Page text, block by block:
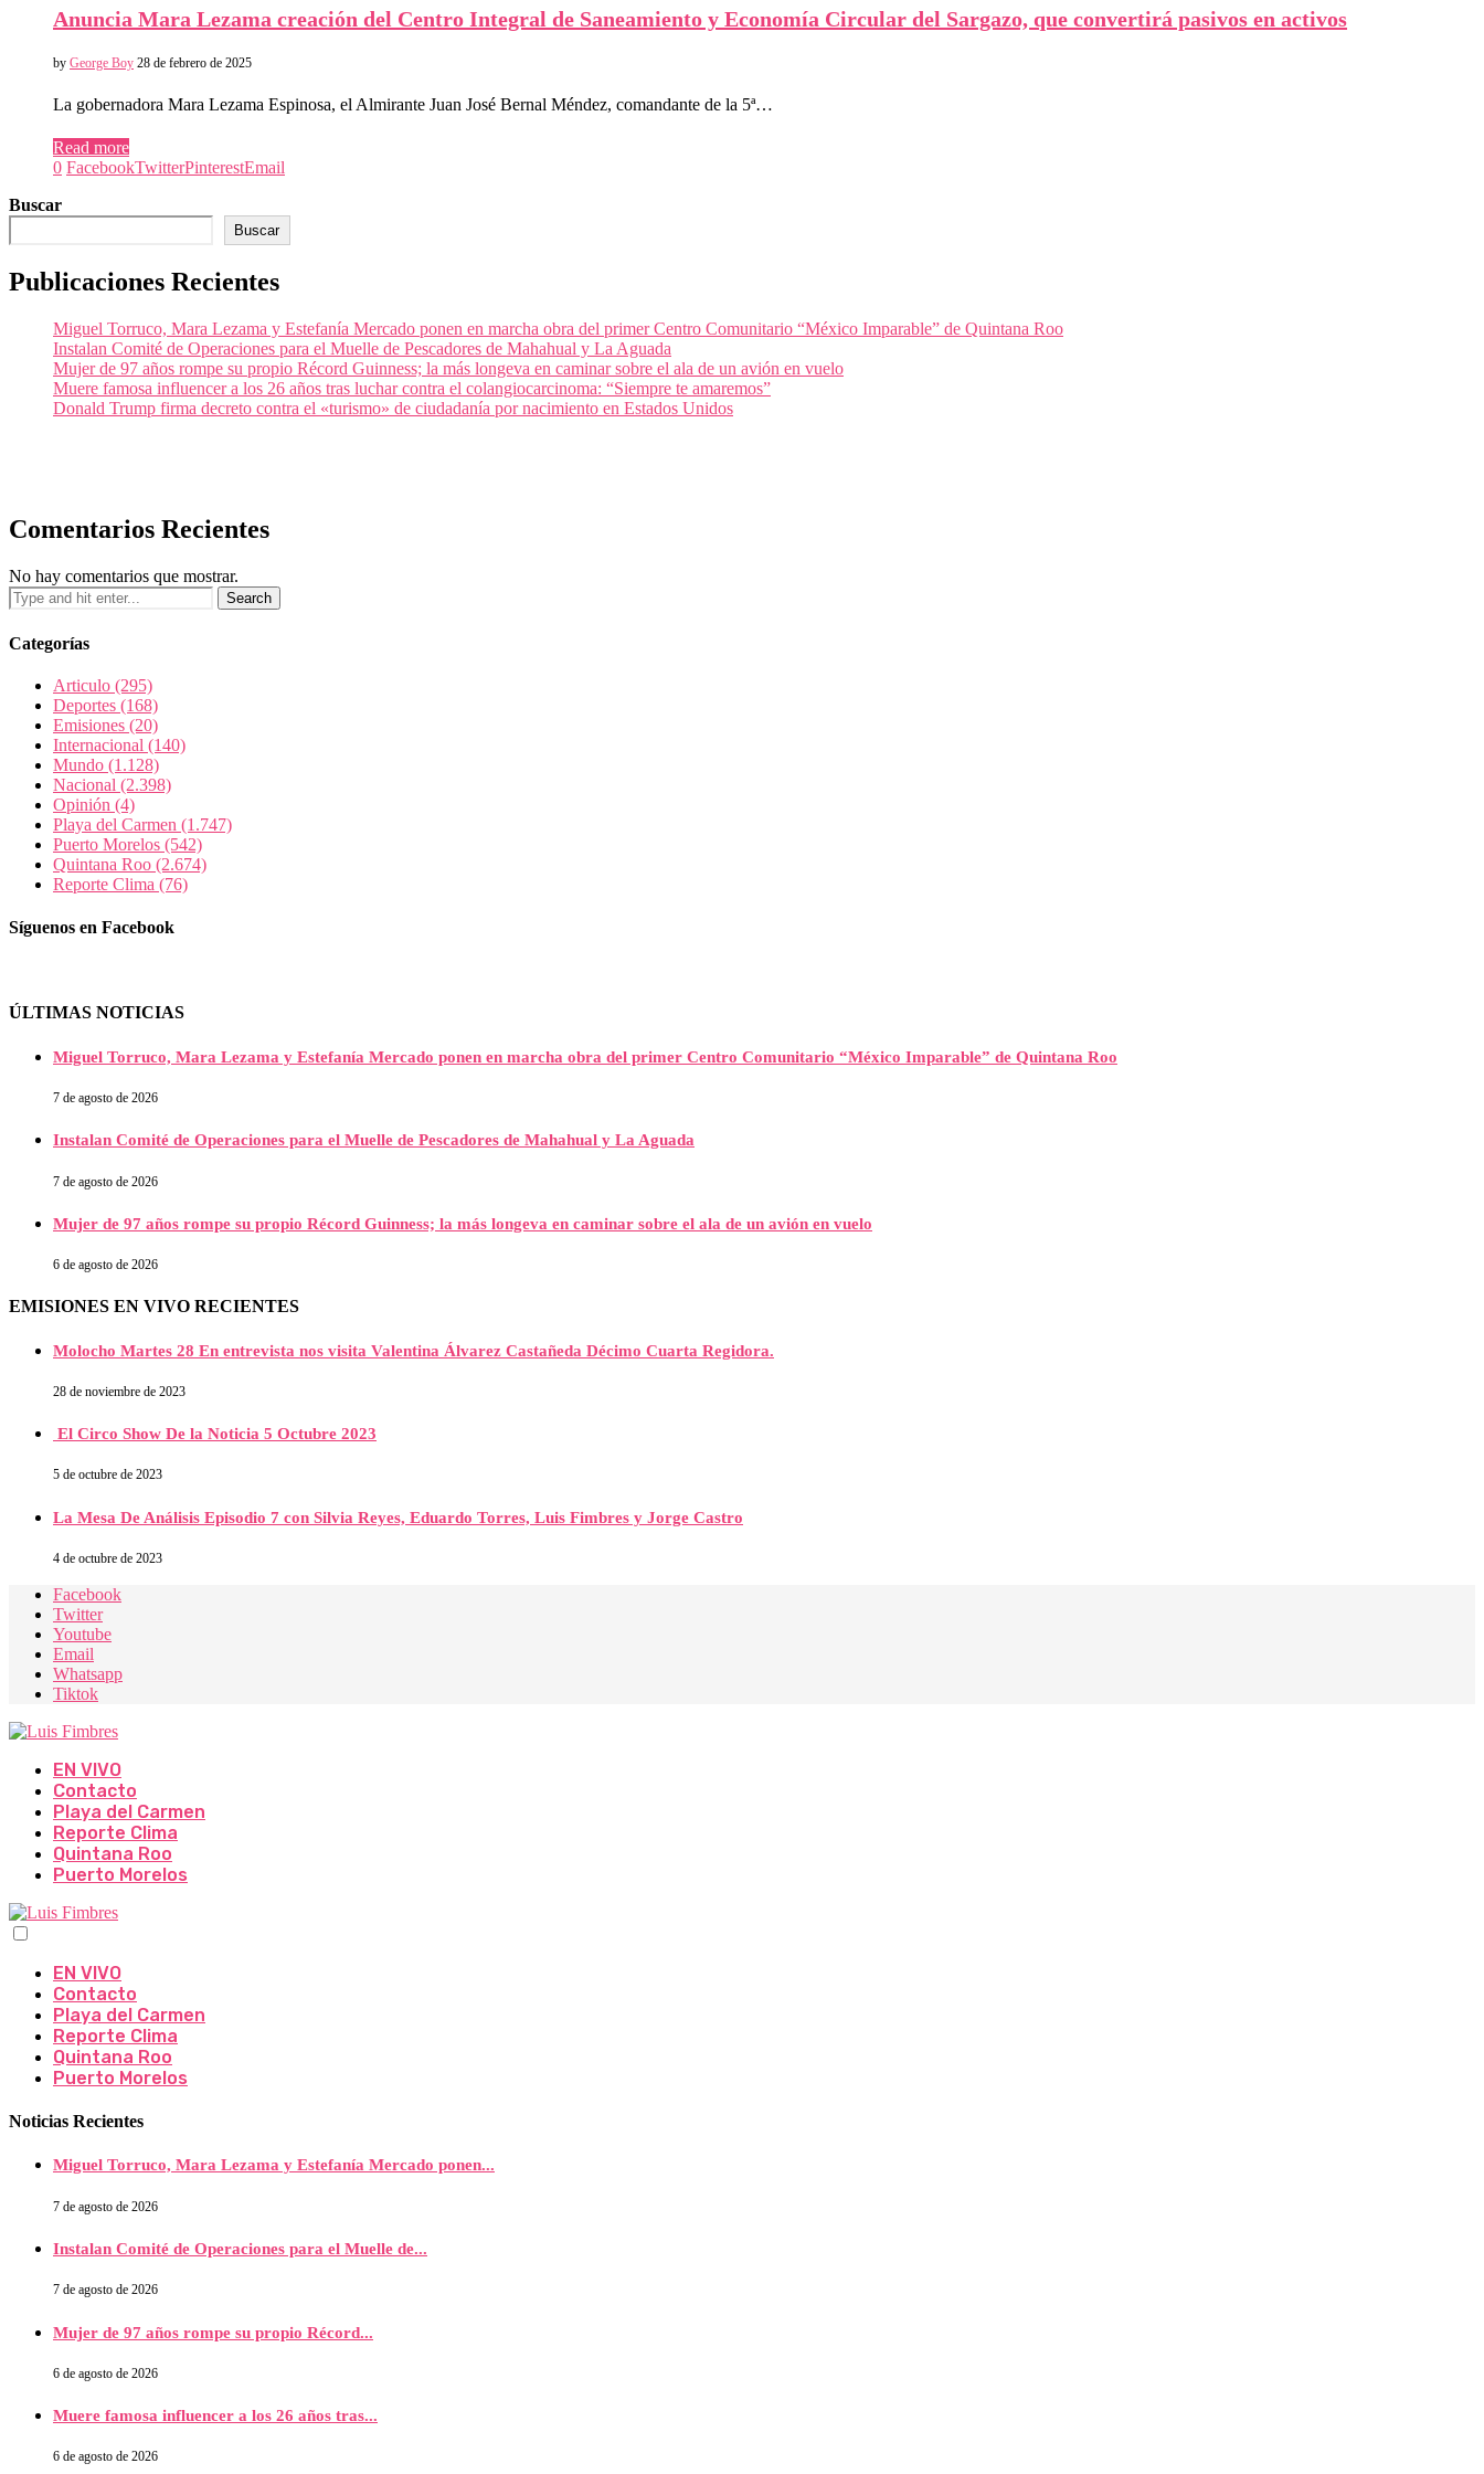
Anuncia Mara Lezama creación del Centro Integral de Saneamiento y Economía Circular del Sargazo, que convertirá pasivos en activos
by George Boy 28 de febrero de 2025
La gobernadora Mara Lezama Espinosa, el Almirante Juan José Bernal Méndez, comandante de la 5ª…
Read more
0 FacebookTwitterPinterestEmail
Buscar
Buscar
Publicaciones Recientes
Miguel Torruco, Mara Lezama y Estefanía Mercado ponen en marcha obra del primer Centro Comunitario “México Imparable” de Quintana Roo
Instalan Comité de Operaciones para el Muelle de Pescadores de Mahahual y La Aguada
Mujer de 97 años rompe su propio Récord Guinness; la más longeva en caminar sobre el ala de un avión en vuelo
Muere famosa influencer a los 26 años tras luchar contra el colangiocarcinoma: “Siempre te amaremos”
Donald Trump firma decreto contra el «turismo» de ciudadanía por nacimiento en Estados Unidos
Comentarios Recientes
No hay comentarios que mostrar.
Categorías
Articulo (295)
Deportes (168)
Emisiones (20)
Internacional (140)
Mundo (1.128)
Nacional (2.398)
Opinión (4)
Playa del Carmen (1.747)
Puerto Morelos (542)
Quintana Roo (2.674)
Reporte Clima (76)
Síguenos en Facebook
ÚLTIMAS NOTICIAS
Miguel Torruco, Mara Lezama y Estefanía Mercado ponen en marcha obra del primer Centro Comunitario “México Imparable” de Quintana Roo
7 de agosto de 2026
Instalan Comité de Operaciones para el Muelle de Pescadores de Mahahual y La Aguada
7 de agosto de 2026
Mujer de 97 años rompe su propio Récord Guinness; la más longeva en caminar sobre el ala de un avión en vuelo
6 de agosto de 2026
EMISIONES EN VIVO RECIENTES
Molocho Martes 28 En entrevista nos visita Valentina Álvarez Castañeda Décimo Cuarta Regidora.
28 de noviembre de 2023
El Circo Show De la Noticia 5 Octubre 2023
5 de octubre de 2023
La Mesa De Análisis Episodio 7 con Silvia Reyes, Eduardo Torres, Luis Fimbres y Jorge Castro
4 de octubre de 2023
Facebook
Twitter
Youtube
Email
Whatsapp
Tiktok
EN VIVO
Contacto
Playa del Carmen
Reporte Clima
Quintana Roo
Puerto Morelos
EN VIVO
Contacto
Playa del Carmen
Reporte Clima
Quintana Roo
Puerto Morelos
Noticias Recientes
Miguel Torruco, Mara Lezama y Estefanía Mercado ponen...
7 de agosto de 2026
Instalan Comité de Operaciones para el Muelle de...
7 de agosto de 2026
Mujer de 97 años rompe su propio Récord...
6 de agosto de 2026
Muere famosa influencer a los 26 años tras...
6 de agosto de 2026